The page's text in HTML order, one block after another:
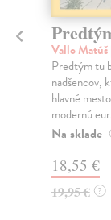
Vallo Matúš
Predtým tu
nadšencov,
hlavné
modernú
Na sklade
18,55 €
19,95 € ?